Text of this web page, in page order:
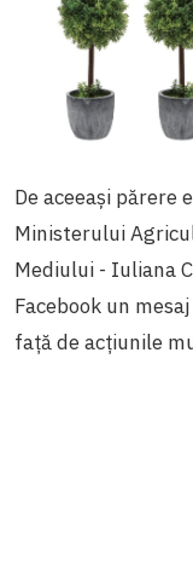
De aceeași părere
Ministerului
Mediului - Iuliana
Facebook un
față de acțiunile